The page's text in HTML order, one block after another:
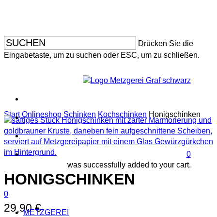
content
Drücken Sie die
Eingabetaste, um zu suchen oder ESC, um zu schließen.
search
account
0
was successfully added to your cart.
search
account
0
Menu
METZGEREI
Start Onlineshop Schinken Kochschinken Honigschinken
HONIGSCHINKEN
29,90€